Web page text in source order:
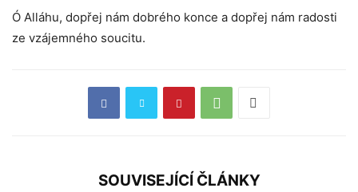
Ó Alláhu, dopřej nám dobrého konce a dopřej nám radosti
ze vzájemného soucitu.
SOUVISEJÍCÍ ČLÁNKY